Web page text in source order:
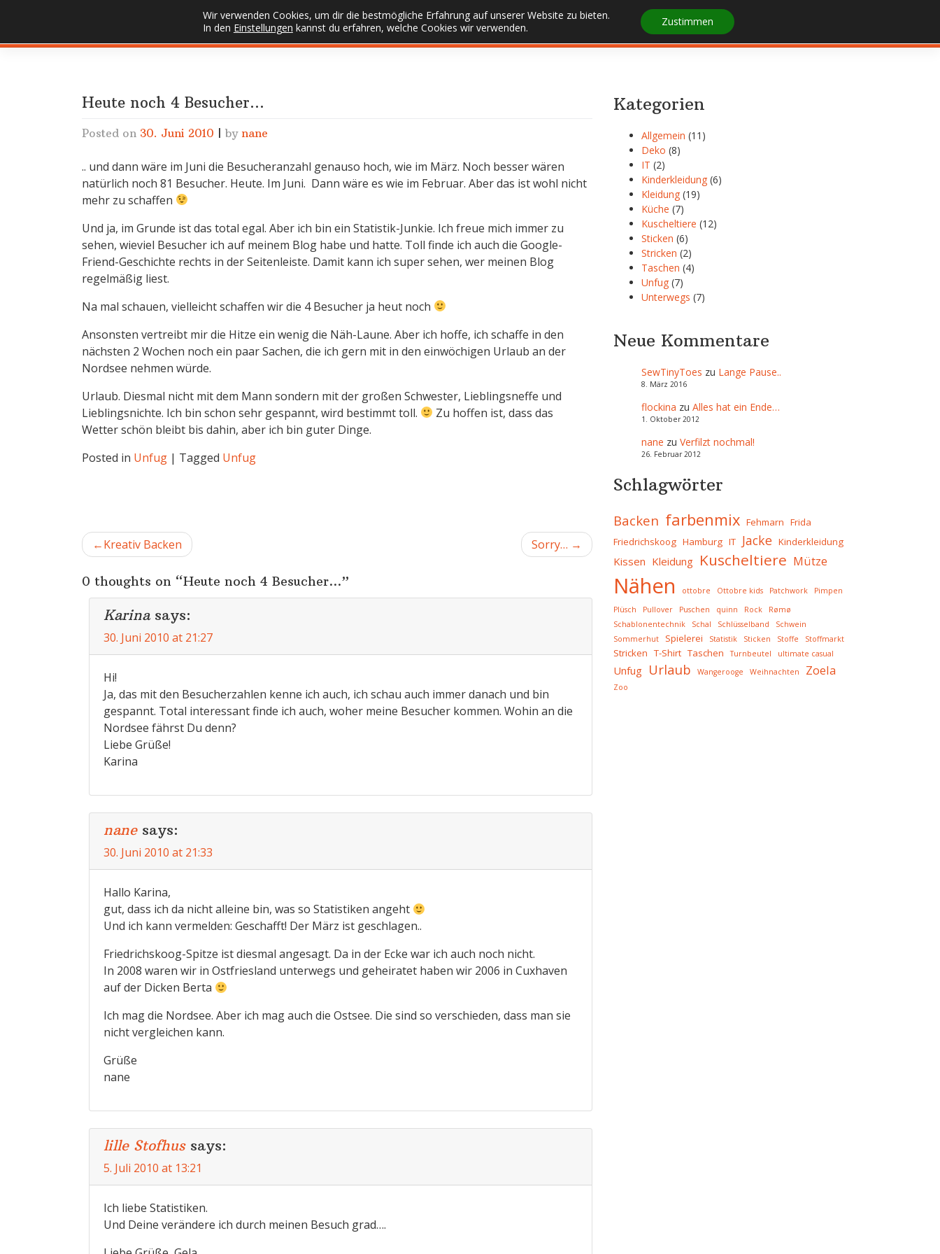
content
STARTSEITE
Heute noch 4 Besucher…
Posted on 30. Juni 2010 | by nane
.. und dann wäre im Juni die Besucheranzahl genauso hoch, wie im März. Noch besser wären
natürlich noch 81 Besucher. Heute. Im Juni. Dann wäre es wie im Februar. Aber das ist wohl nicht
mehr zu schaffen
Und ja, im Grunde ist das total egal. Aber ich bin ein Statistik-Junkie. Ich freue mich immer zu
sehen, wieviel Besucher ich auf meinem Blog habe und hatte. Toll finde ich auch die Google-
Friend-Geschichte rechts in der Seitenleiste. Damit kann ich super sehen, wer meinen Blog
regelmäßig liest.
Na mal schauen, vielleicht schaffen wir die 4 Besucher ja heut noch
Ansonsten vertreibt mir die Hitze ein wenig die Näh-Laune. Aber ich hoffe, ich schaffe in den
nächsten 2 Wochen noch ein paar Sachen, die ich gern mit in den einwöchigen Urlaub an der
Nordsee nehmen würde.
Urlaub. Diesmal nicht mit dem Mann sondern mit der großen Schwester, Lieblingsneffe und
Lieblingsnichte. Ich bin schon sehr gespannt, wird bestimmt toll.
Zu hoffen ist, dass das
Wetter schön bleibt bis dahin, aber ich bin guter Dinge.
Posted in Unfug | Tagged Unfug
Beitragsnavigation
Kreativ Backen Sorry…
0 thoughts on “Heute noch 4 Besucher…”
Karina says:
30. Juni 2010 at 21:27
Hi!
Ja, das mit den Besucherzahlen kenne ich auch, ich schau auch immer danach und bin
gespannt. Total interessant finde ich auch, woher meine Besucher kommen. Wohin an die
Nordsee fährst Du denn?
Liebe Grüße!
Karina
nane says:
30. Juni 2010 at 21:33
Hallo Karina,
gut, dass ich da nicht alleine bin, was so Statistiken angeht
Und ich kann vermelden: Geschafft! Der März ist geschlagen..
Friedrichskoog-Spitze ist diesmal angesagt. Da in der Ecke war ich auch noch nicht.
In 2008 waren wir in Ostfriesland unterwegs und geheiratet haben wir 2006 in Cuxhaven
auf der Dicken Berta
Ich mag die Nordsee. Aber ich mag auch die Ostsee. Die sind so verschieden, dass man sie
nicht vergleichen kann.
Grüße
nane
lille Stofhus says:
5. Juli 2010 at 13:21
Ich liebe Statistiken.
Und Deine verändere ich durch meinen Besuch grad….
Kategorien
Allgemein (11)
Deko (8)
IT (2)
Kinderkleidung (6)
Kleidung (19)
Küche (7)
Kuscheltiere (12)
Sticken (6)
Stricken (2)
Taschen (4)
Unfug (7)
Unterwegs (7)
Neue Kommentare
SewTinyToes zu Lange Pause..
8. März 2016
flockina zu Alles hat ein Ende…
1. Oktober 2012
nane zu Verfilzt nochmal!
26. Februar 2012
Schlagwörter
Backen farbenmix Fehmarn Frida
Friedrichskoog Hamburg IT Jacke Kinderkleidung
Kissen Kleidung Kuscheltiere Mütze
Nähen ottobre Ottobre kids Patchwork
Pimpen
Plüsch
Pullover Puschen quinn Rock
Rømø
Schablonentechnik
Schal Schlüsselband
Schwein
Sommerhut
Spielerei Statistik Sticken Stoffe Stoffmarkt
Stricken T-Shirt Taschen Turnbeutel ultimate casual
Unfug Urlaub Wangerooge Weihnachten Zoela
Zoo
Wir verwenden Cookies, um dir die bestmögliche Erfahrung auf unserer Website zu bieten.
In den Einstellungen kannst du erfahren, welche Cookies wir verwenden. Zustimmen